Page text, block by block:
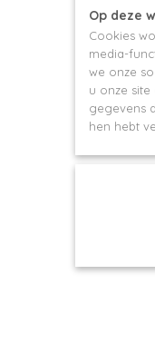
Op deze
Cookies
media-
we onze
u onze
gegevens
hen hebt